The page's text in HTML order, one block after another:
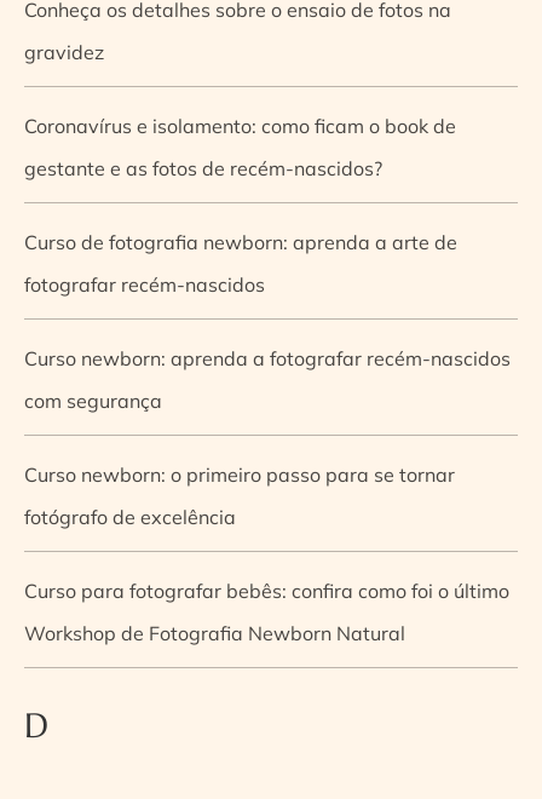
Conheça os detalhes sobre o ensaio de fotos na
gravidez
Coronavírus e isolamento: como ficam o book de
gestante e as fotos de recém-nascidos?
Curso de fotografia newborn: aprenda a arte de
fotografar recém-nascidos
Curso newborn: aprenda a fotografar recém-nascidos
com segurança
Curso newborn: o primeiro passo para se tornar
fotógrafo de excelência
Curso para fotografar bebês: confira como foi o último
Workshop de Fotografia Newborn Natural
D